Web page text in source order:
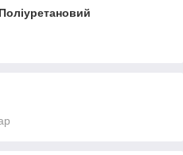
Поліуретановий